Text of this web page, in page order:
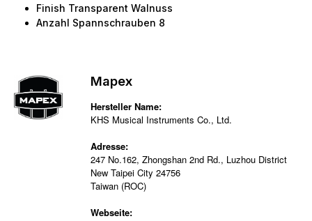
Finish Transparent Walnuss
Anzahl Spannschrauben 8
Mapex
Hersteller Name:
KHS Musical Instruments Co., Ltd.
Adresse:
247 No.162, Zhongshan 2nd Rd., Luzhou District
New Taipei City 24756
Taiwan (ROC)
Webseite: